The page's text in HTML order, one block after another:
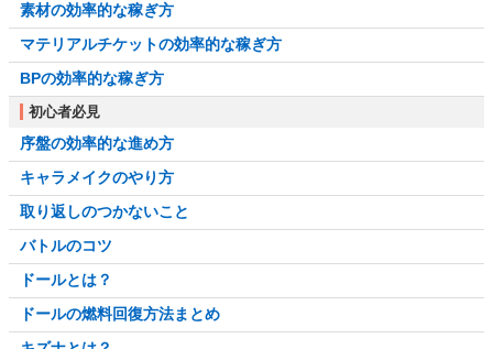
素材の効率的な稼ぎ方
マテリアルチケットの効率的な稼ぎ方
BPの効率的な稼ぎ方
初心者必見
序盤の効率的な進め方
キャラメイクのやり方
取り返しのつかないこと
バトルのコツ
ドールとは？
ドールの燃料回復方法まとめ